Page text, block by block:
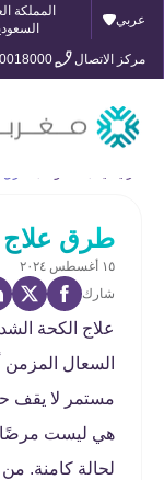
عربي
المملكة
مركز الاتصال
طرق علاج
١٥ أغسطس ٢٠٢٤
شارك
علاج الكحة
السعال
مستمر لا يقف
هي ليست مرضًا
لحالة كامنة.